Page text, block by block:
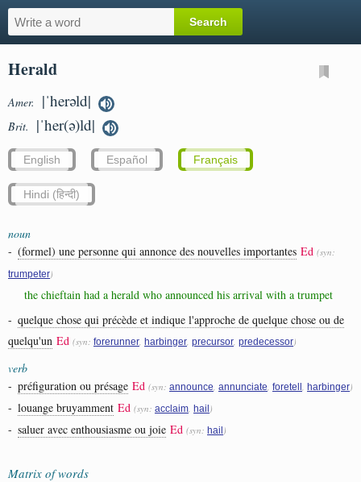
Herald
Amer. |ˈherəld|
Brit. |ˈher(ə)ld|
English Español Français
Hindi (हिन्दी)
noun
- (formel) une personne qui annonce des nouvelles importantes Ed (syn:
trumpeter)
the chieftain had a herald who announced his arrival with a trumpet
- quelque chose qui précède et indique l'approche de quelque chose ou de
quelqu'un Ed (syn: forerunner harbinger precursor predecessor)
verb
- préfiguration ou présage Ed (syn: announce annunciate foretell harbinger)
- louange bruyamment Ed (syn: acclaim hail )
- saluer avec enthousiasme ou joie Ed (syn: hail )
Matrix of words